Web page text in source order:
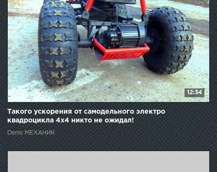
12:34
Такого ускорения от самодельного электро
квадроцикла 4х4 никто не ожидал!
Denis МЕХАНИК